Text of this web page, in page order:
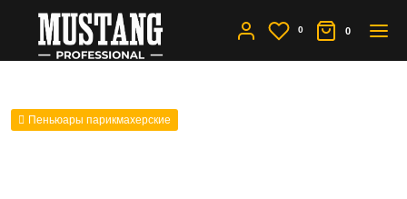
0 0
Пеньюары парикмахерские